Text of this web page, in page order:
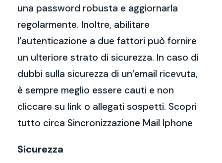
una password robusta e aggiornarla
regolarmente. Inoltre, abilitare
l’autenticazione a due fattori può fornire
un ulteriore strato di sicurezza. In caso di
dubbi sulla sicurezza di un’email ricevuta,
è sempre meglio essere cauti e non
cliccare su link o allegati sospetti. Scopri
tutto circa Sincronizzazione Mail Iphone
Sicurezza